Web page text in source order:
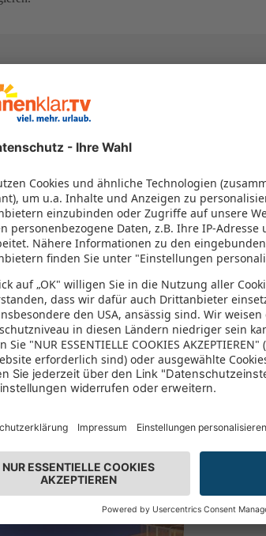
in einem Paket kombiniert werden – das